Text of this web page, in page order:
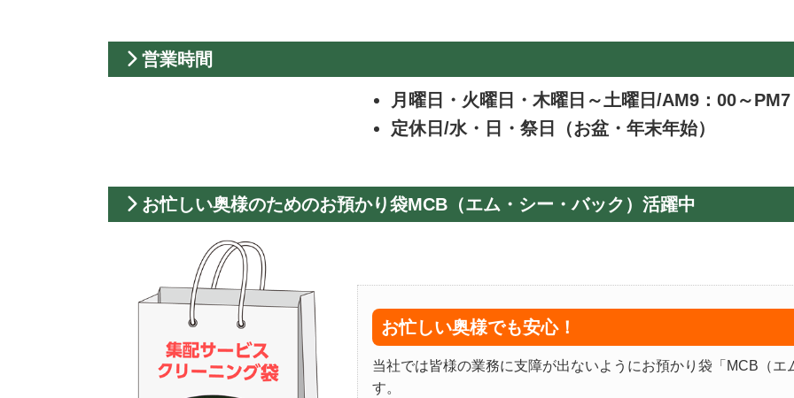
営業時間
月曜日・火曜日・木曜日～土曜日/AM9：00～
定休日/水・日・祭日（お盆・年末年始）
お忙しい奥様のためのお預かり袋MCB（エム・シー・バック）活躍中
お忙しい奥様でも安心！
当社では皆様の業務に支障が出ないようにお預かり袋「MCB（
す。